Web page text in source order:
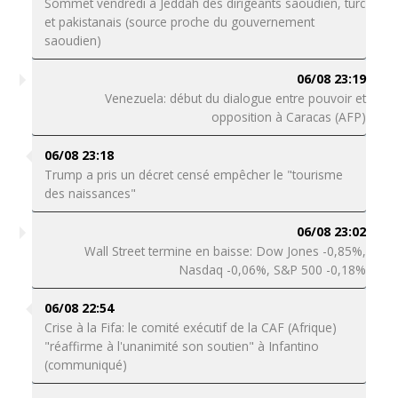
et pakistanais (source proche du gouvernement
saoudien)
06/08 23:19
Venezuela: début du dialogue entre pouvoir et
opposition à Caracas (AFP)
06/08 23:18
Trump a pris un décret censé empêcher le "tourisme
des naissances"
06/08 23:02
Wall Street termine en baisse: Dow Jones -0,85%,
Nasdaq -0,06%, S&P 500 -0,18%
06/08 22:54
Crise à la Fifa: le comité exécutif de la CAF (Afrique)
"réaffirme à l'unanimité son soutien" à Infantino
(communiqué)